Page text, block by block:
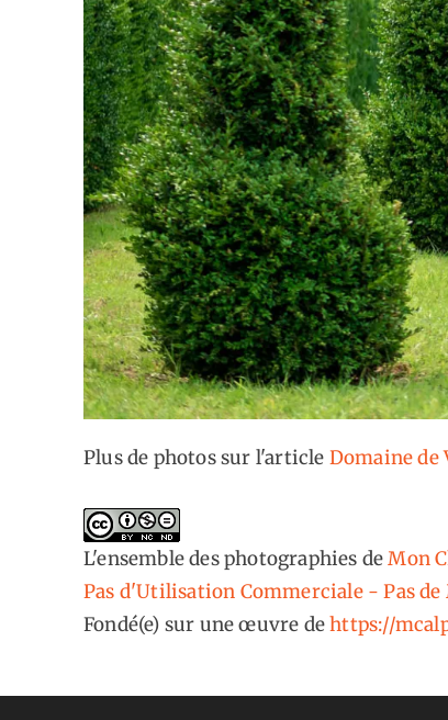
Plus de photos sur l'article Domaine de
L'ensemble des photographies deMon
Pas d'Utilisation Commerciale - Pas
Fondé(e) sur une œuvre dehttps://